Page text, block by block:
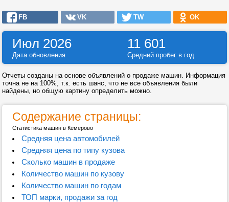
FB VK TW OK
Июл 2026 11 601
Дата обновления Средний пробег в год
Отчеты созданы на основе объявлений о продаже машин. Информация
точна не на 100%, т.к. есть шанс, что не все объявления были
найдены, но общую картину определить можно.
Содержание страницы:
Статистика машин в Кемерово
Средняя цена автомобилей
Средняя цена по типу кузова
Сколько машин в продаже
Количество машин по кузову
Количество машин по годам
ТОП марки, продажи за год